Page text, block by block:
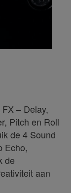
– Delay,
Pitch en Roll
de 4 Sound
Echo,
de
aan